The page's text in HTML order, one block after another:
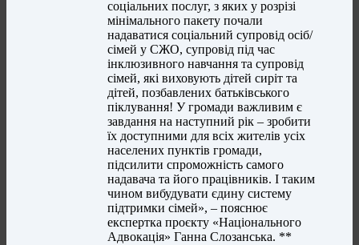
соціальних послуг, з яких у розрізі
мінімального пакету почали
надаватися соціальний супровід осіб/
сімей у СЖО, супровід під час
інклюзивного навчання та супровід
сімей, які виховують дітей сиріт та
дітей, позбавлених батьківського
піклування! У громади важливим є
завдання на наступний рік – зробити
їх доступними для всіх жителів усіх
населених пунктів громади,
підсилити спроможність самого
надавача та його працівників. І таким
чином вибудувати єдину систему
підтримки сімей», – пояснює
експертка проєкту «Національного
Адвокація» Ганна Слозанська. **